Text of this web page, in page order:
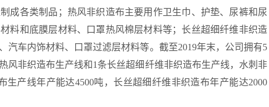
成各类制品；热风非织造布主要用作卫生巾、护垫、尿裤和尿
料和底膜层材料、口罩热风棉层材料等；长丝超细纤维非织造
汽车内饰材料、口罩过滤层材料等。截至2019年末，公司拥有5
风非织造布生产线和1条长丝超细纤维非织造布生产线，水刺非
生产线年产能达4500吨，长丝超细纤维非织造布年产能达2000